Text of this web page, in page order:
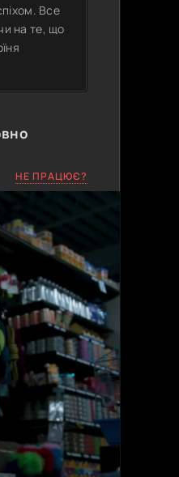
Все
на те, що
НЕ ПРАЦЮЄ?